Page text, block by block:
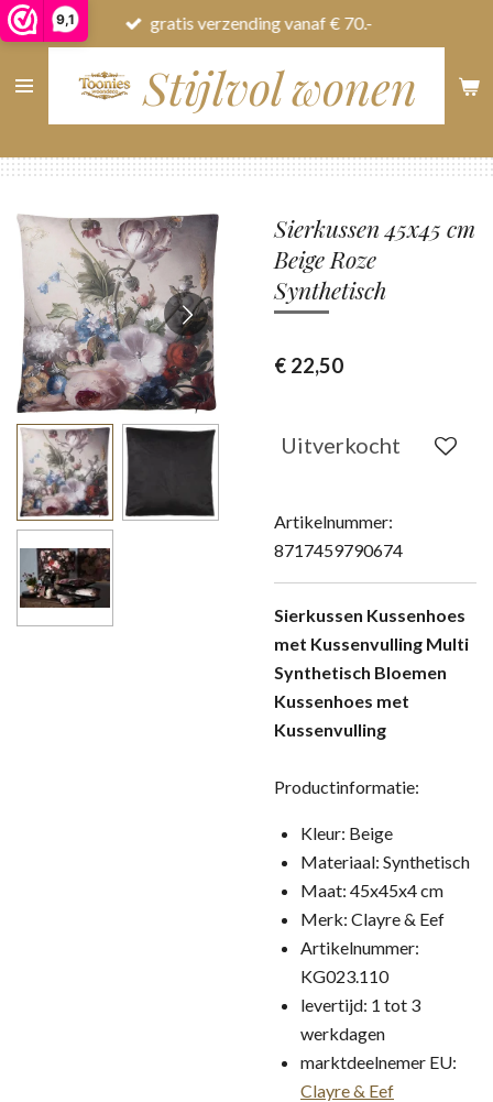
9,1
Ga
direct
naar
Stijlvol wonen
gratis verzending vanaf € 70.-
Sierkussen 45x45 cm
Beige Roze
Synthetisch
€ 22,50
Uitverkocht
Artikelnummer:
8717459790674
Sierkussen Kussenhoes
met Kussenvulling Multi
Synthetisch Bloemen
Kussenhoes met
Kussenvulling
Productinformatie:
Kleur: Beige
Materiaal: Synthetisch
Maat: 45x45x4 cm
Merk: Clayre & Eef
Artikelnummer:
KG023.110
levertijd: 1 tot 3
werkdagen
marktdeelnemer EU:
Clayre & Eef